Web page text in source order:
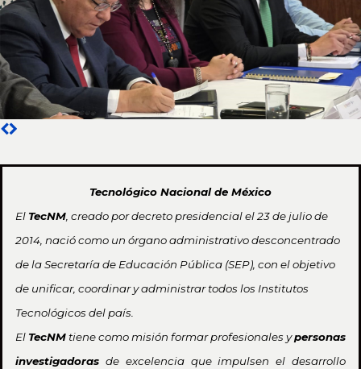
Tecnológico Nacional de México
El TecNM , creado por decreto presidencial el 23 de julio de
2014, nació como un órgano administrativo desconcentrado
de la Secretaría de Educación Pública (SEP), con el objetivo
de unificar, coordinar y administrar todos los Institutos
Tecnológicos del país.
El TecNMtiene como misión formar profesionales ypersonas
investigadoras de excelencia que impulsen el desarrollo